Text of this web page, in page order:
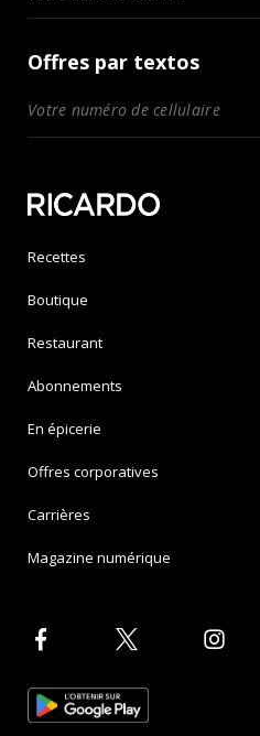
Offres par textos
Recettes
Boutique
Restaurant
Abonnements
En épicerie
Offres corporatives
Carrières
Magazine numérique